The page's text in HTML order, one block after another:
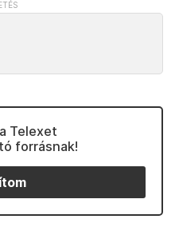
Telexet
forrásnak!